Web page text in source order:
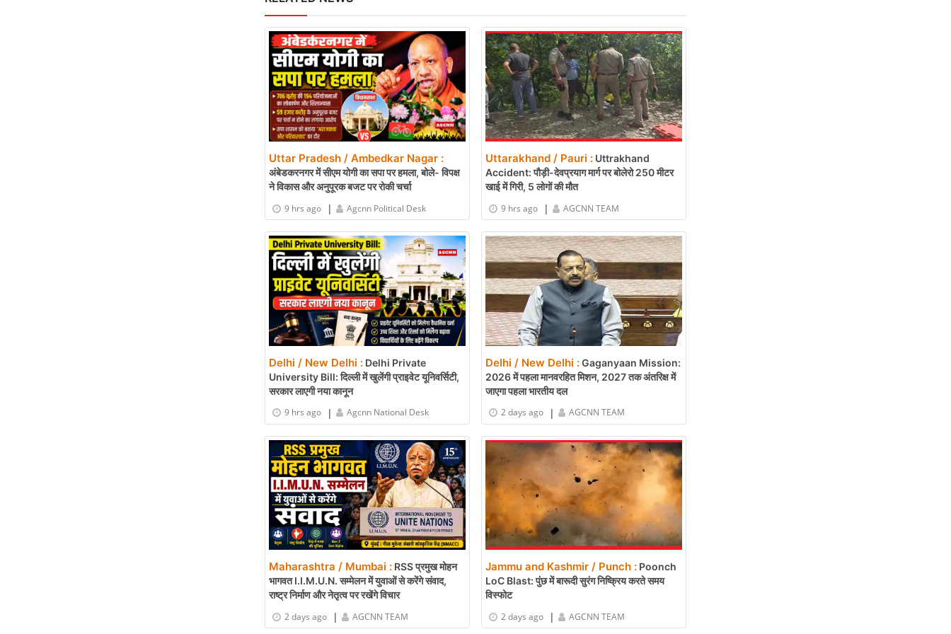
Uttar Pradesh / Ambedkar Nagar :
अंबेडकरनगर में सीएम योगी का सपा पर हमला, बोले- विपक्ष
ने विकास और अनुपूरक बजट पर रोकी चर्चा
9 hrs ago
| Agcnn Political Desk
Uttarakhand / Pauri : Uttrakhand
Accident: पौड़ी-देवप्रयाग मार्ग पर बोलेरो 250 मीटर
खाई में गिरी, 5 लोगों की मौत
9 hrs ago
| AGCNN TEAM
Delhi / New Delhi : Delhi Private
University Bill: दिल्ली में खुलेंगी प्राइवेट यूनिवर्सिटी,
सरकार लाएगी नया कानून
9 hrs ago
| Agcnn National Desk
Delhi / New Delhi :Gaganyaan Mission:
2026 में पहला मानवरहित मिशन, 2027 तक अंतरिक्ष में
जाएगा पहला भारतीय दल
2 days ago
| AGCNN TEAM
Maharashtra / Mumbai : RSS प्रमुख मोहन
भागवत I.I.M.U.N. सम्मेलन में युवाओं से करेंगे संवाद,
राष्ट्र निर्माण और नेतृत्व पर रखेंगे विचार
2 days ago
| AGCNN TEAM
Jammu and Kashmir / Punch : Poonch
LoC Blast: पुंछ में बारूदी सुरंग निष्क्रिय करते समय
विस्फोट
2 days ago
| AGCNN TEAM